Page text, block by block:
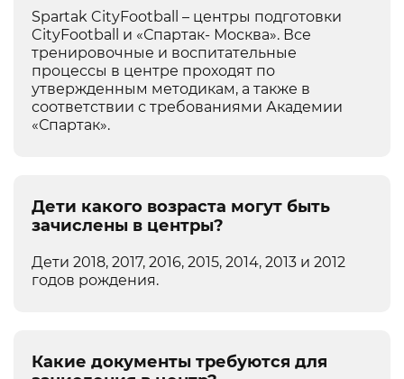
Spartak CityFootball – центры подготовки
CityFootball и «Спартак- Москва». Все
тренировочные и воспитательные
процессы в центре проходят по
утвержденным методикам, а также в
соответствии с требованиями Академии
«Спартак».
Дети какого возраста могут быть
зачислены в центры?
Дети 2018, 2017, 2016, 2015, 2014, 2013 и 2012
годов рождения.
Какие документы требуются для